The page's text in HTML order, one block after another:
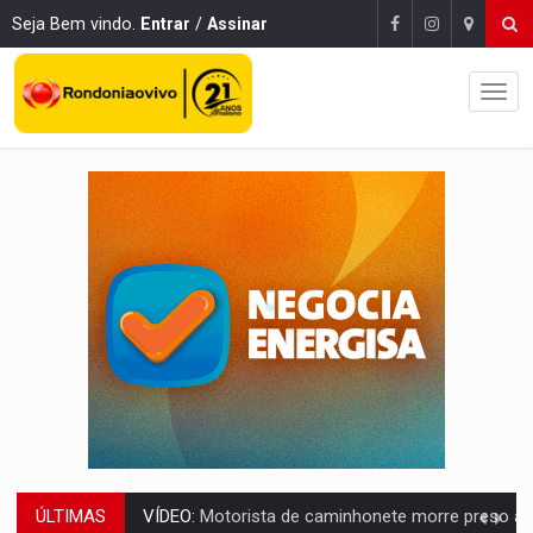
Seja Bem vindo. Entrar / Assinar
ÚLTIMAS LAZER:Seis lugares gratuitos para aproveitar o fim de semana